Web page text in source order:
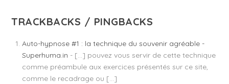
TRACKBACKS / PINGBACKS
Auto-hypnose #1 : la technique du souvenir agréable -
Superhuma.in - […] pouvez vous servir de cette technique
comme préambule aux exercices présentés sur ce site,
comme le recadrage ou […]